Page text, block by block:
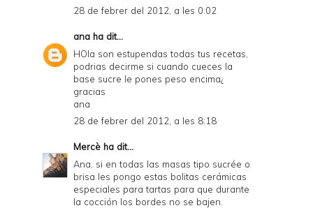
28 de febrer del 2012, a les 0:02
ana ha dit...
HOla son estupendas todas tus recetas,
podrias decirme si cuando cueces la
base sucre le pones peso encima¿
gracias
ana
28 de febrer del 2012, a les 8:18
Mercè ha dit...
Ana, si en todas las masas tipo sucrée o
brisa les pongo estas bolitas cerámicas
especiales para tartas para que durante
la cocción los bordes no se bajen.